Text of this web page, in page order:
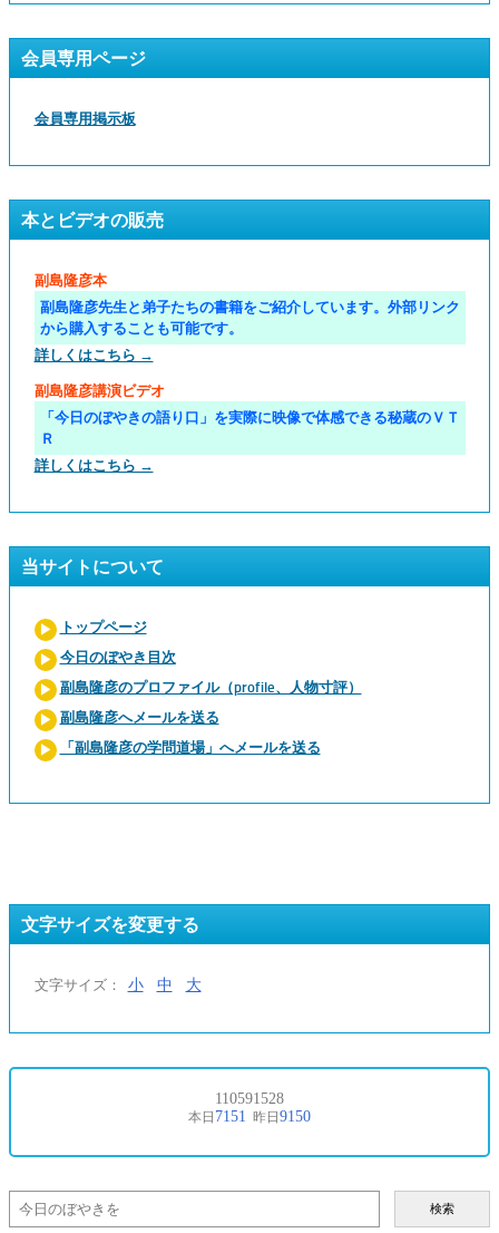
会員専用ページ
会員専用掲示板
本とビデオの販売
副島隆彦本
副島隆彦先生と弟子たちの書籍をご紹介しています。外部リンク
から購入することも可能です。
詳しくはこちら →
副島隆彦講演ビデオ
「今日のぼやきの語り口」を実際に映像で体感できる秘蔵のＶＴ
Ｒ
詳しくはこちら →
当サイトについて
トップページ
今日のぼやき目次
副島隆彦のプロファイル（profile、人物寸評）
副島隆彦へメールを送る
「副島隆彦の学問道場」へメールを送る
文字サイズを変更する
文字サイズ： 小 中 大
検索